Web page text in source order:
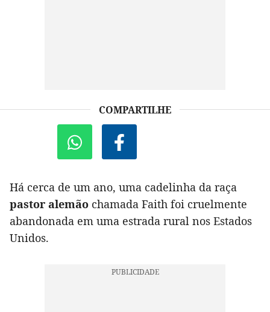
COMPARTILHE
Há cerca de um ano, uma cadelinha da raça
pastor alemão chamada Faith foi cruelmente
abandonada em uma estrada rural nos Estados
Unidos.